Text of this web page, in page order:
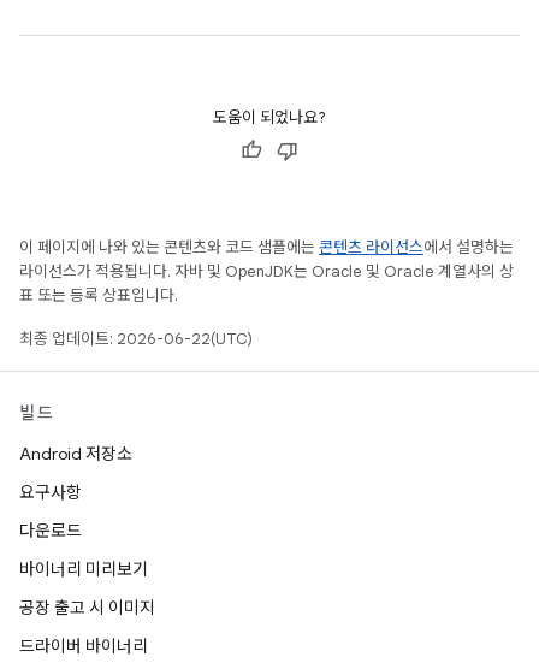
도움이 되었나요?
이 페이지에 나와 있는 콘텐츠와 코드 샘플에는 콘텐츠 라이선스에서 설명하는
라이선스가 적용됩니다. 자바 및 OpenJDK는 Oracle 및 Oracle 계열사의 상
표 또는 등록 상표입니다.
최종 업데이트: 2026-06-22(UTC)
빌드
Android 저장소
요구사항
다운로드
바이너리 미리보기
공장 출고 시 이미지
드라이버 바이너리